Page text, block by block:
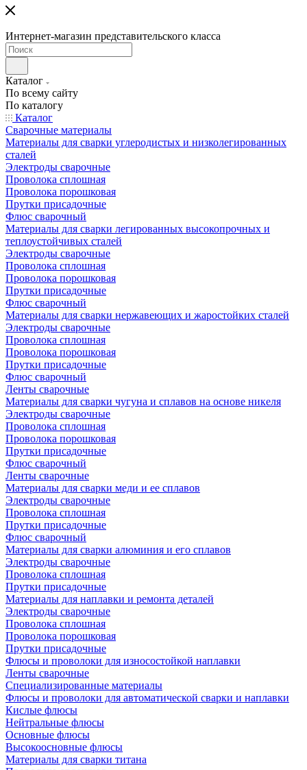
Интернет-магазин представительского класса
Каталог
По всему сайту
По каталогу
Каталог
Сварочные материалы
Материалы для сварки углеродистых и низколегированных
сталей
Электроды сварочные
Проволока сплошная
Проволока порошковая
Прутки присадочные
Флюс сварочный
Материалы для сварки легированных высокопрочных и
теплоустойчивых сталей
Электроды сварочные
Проволока сплошная
Проволока порошковая
Прутки присадочные
Флюс сварочный
Материалы для сварки нержавеющих и жаростойких сталей
Электроды сварочные
Проволока сплошная
Проволока порошковая
Прутки присадочные
Флюс сварочный
Ленты сварочные
Материалы для сварки чугуна и сплавов на основе никеля
Электроды сварочные
Проволока сплошная
Проволока порошковая
Прутки присадочные
Флюс сварочный
Ленты сварочные
Материалы для сварки меди и ее сплавов
Электроды сварочные
Проволока сплошная
Прутки присадочные
Флюс сварочный
Материалы для сварки алюминия и его сплавов
Электроды сварочные
Проволока сплошная
Прутки присадочные
Материалы для наплавки и ремонта деталей
Электроды сварочные
Проволока сплошная
Проволока порошковая
Прутки присадочные
Флюсы и проволоки для износостойкой наплавки
Ленты сварочные
Специализированные материалы
Флюсы и проволоки для автоматической сварки и наплавки
Кислые флюсы
Нейтральные флюсы
Основные флюсы
Высокоосновные флюсы
Материалы для сварки титана